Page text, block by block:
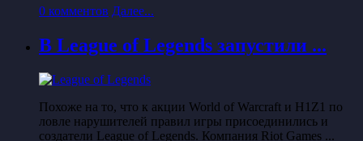
0 комментов Далее...
В League of Legends запустили ...
Похоже на то, что к акции World of Warcraft и H1Z1 по
ловле нарушителей правил игры присоединились и
создатели League of Legends. Компания Riot Games ...